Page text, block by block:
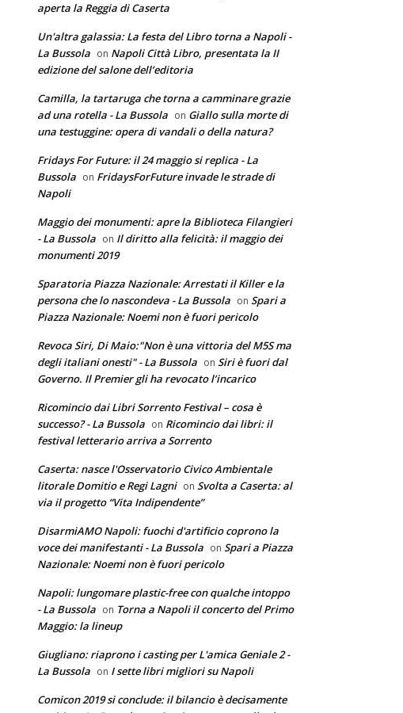
aperta la Reggia di Caserta
Un'altra galassia: La festa del Libro torna a Napoli -
La Bussola on Napoli Città Libro, presentata la II
edizione del salone dell’editoria
Camilla, la tartaruga che torna a camminare grazie
ad una rotella - La Bussola on Giallo sulla morte di
una testuggine: opera di vandali o della natura?
Fridays For Future: il 24 maggio si replica - La
Bussola on FridaysForFuture invade le strade di
Napoli
Maggio dei monumenti: apre la Biblioteca Filangieri
- La Bussola on Il diritto alla felicità: il maggio dei
monumenti 2019
Sparatoria Piazza Nazionale: Arrestati il Killer e la
persona che lo nascondeva - La Bussola on Spari a
Piazza Nazionale: Noemi non è fuori pericolo
Revoca Siri, Di Maio:"Non è una vittoria del M5S ma
degli italiani onesti" - La Bussola on Siri è fuori dal
Governo. Il Premier gli ha revocato l’incarico
Ricomincio dai Libri Sorrento Festival – cosa è
successo? - La Bussola on Ricomincio dai libri: il
festival letterario arriva a Sorrento
Caserta: nasce l'Osservatorio Civico Ambientale
litorale Domitio e Regi Lagni on Svolta a Caserta: al
via il progetto “Vita Indipendente”
DisarmiAMO Napoli: fuochi d'artificio coprono la
voce dei manifestanti - La Bussola on Spari a Piazza
Nazionale: Noemi non è fuori pericolo
Napoli: lungomare plastic-free con qualche intoppo
- La Bussola on Torna a Napoli il concerto del Primo
Maggio: la lineup
Giugliano: riaprono i casting per L'amica Geniale 2 -
La Bussola on I sette libri migliori su Napoli
Comicon 2019 si conclude: il bilancio è decisamente